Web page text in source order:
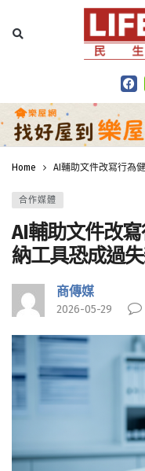
Home AI輔助文件改寫行為
合作媒體
AI輔助文件改
納工具恐成過
商傳媒
2026-05-29